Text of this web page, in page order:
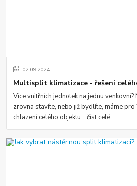
02.09.2024
Multisplit klimatizace - řešení
Více vnitřních jednotek na jednu
zrovna stavíte, nebo již bydlíte, máme pro
chlazení celého objektu...číst celé